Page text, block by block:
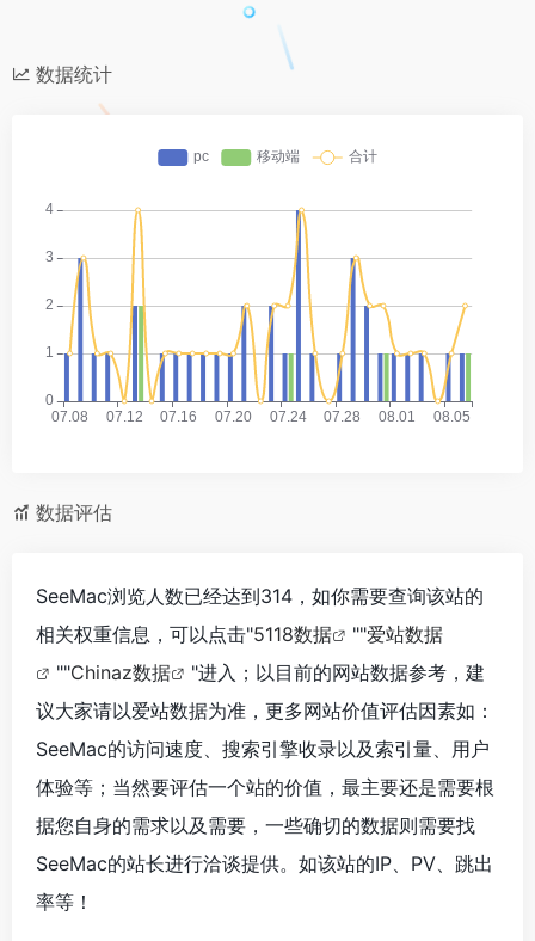
数据统计
数据评估
SeeMac浏览人数已经达到314，如你需要查询该站的
相关权重信息，可以点击"5118数据 ""爱站数据
""Chinaz数据
"进入；以目前的网站数据参考，建
议大家请以爱站数据为准，更多网站价值评估因素如：
SeeMac的访问速度、搜索引擎收录以及索引量、用户
体验等；当然要评估一个站的价值，最主要还是需要根
据您自身的需求以及需要，一些确切的数据则需要找
SeeMac的站长进行洽谈提供。如该站的IP、PV、跳出
率等！